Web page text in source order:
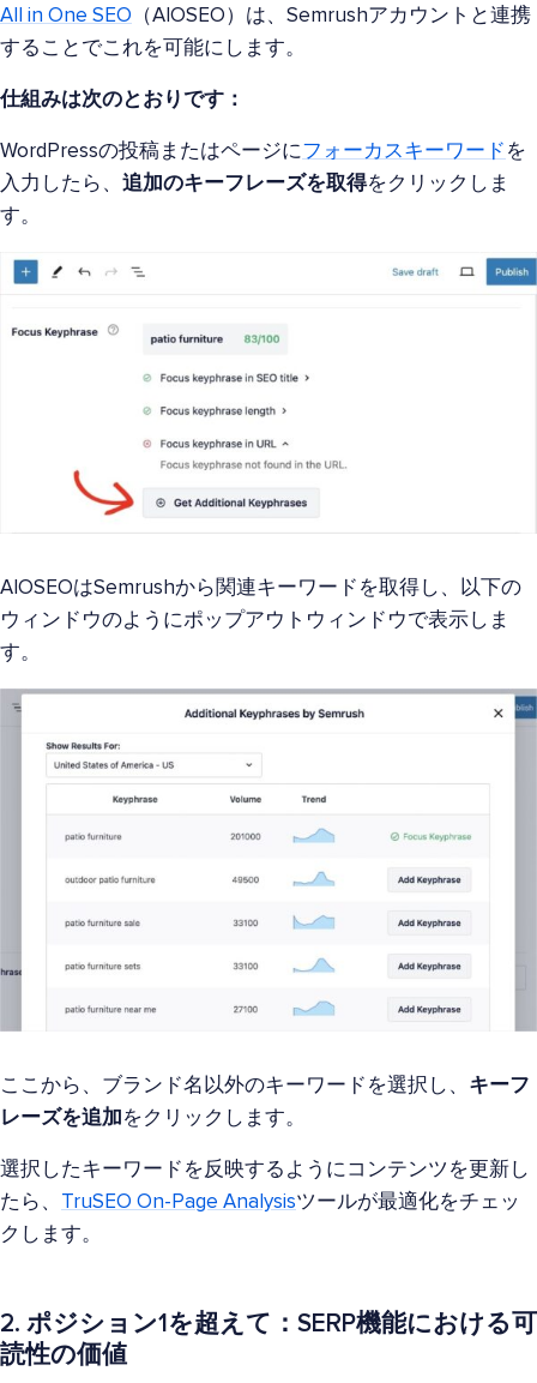
All in One SEO （AIOSEO）は、Semrushアカウントと連携
することでこれを可能にします。
仕組みは次のとおりです：
WordPressの投稿またはページにフォーカスキーワード を
入力したら、 追加のキーフレーズを取得をクリックしま
す。
AIOSEOはSemrushから関連キーワードを取得し、以下の
ウィンドウのようにポップアウトウィンドウで表示しま
す。
ここから、ブランド名以外のキーワードを選択し、 キーフ
レーズを追加 をクリックします。
選択したキーワードを反映するようにコンテンツを更新し
たら、 TruSEO On-Page Analysisツールが最適化をチェッ
クします。
2. ポジション1を超えて：SERP機能における可
読性の価値